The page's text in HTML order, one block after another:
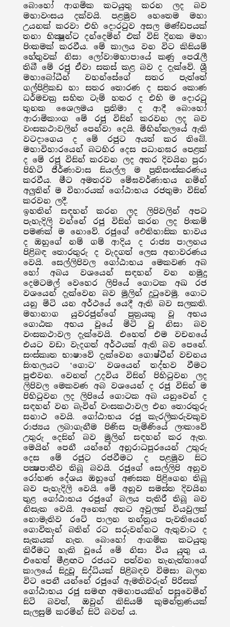
බොහෝ ආගමික කටයුතු කරන ලද බව
මහාවංසය දක්වයි. පළමුව හෙතෙම මහා
උයනක් කරවා එහි දොරටුව අසල මණ්ඩපයක්
තනා භික්‍ෂූන්ට දන්දෙමින් එක් විසි දිනක මහා
පිංකමක් කරවීය. මේ කාලය වන විට කිසියම්
හේතුවක් නිසා ලෝවාමහාපායේ කණු පෙරැලී
තිබී මේ රජු ඒවා සකස් කළ බව ද දැක්වේ. ශ්‍රී
මහාබෝධීන් වහන්සේගේ සතර පැත්තේ
ගල්පිළිකඩ හා සතර තොරණ ද සතර කොණ
ධර්මචක්‍ර සහිත ටැම් හතර ද එහි ම දොරටු
තුනක ශෛලමය ප්‍රතිමා ද ආදී බොහෝ
ආරාමිකාංග මේ රජු විසින් කරවන ලද බව
වංසකථාවලින් පෙන්වා දෙයි. මිහින්තලයේ ඇති
වටදාගෙය ද මේ රජුට අයත් කර තිබේ.
මහාවිහාරයෙන් බටහිර දෙස පධානඝර පෙළක්
ද මේ රජු විසින් කරවන ලද අතර දිවයින පුරා
පිහිටි ජීර්ණාවාස සියල්ල ම ප්‍රතිසංස්කරණය
කරවීය. මීට අමතරව මේඝවර්ණාභය නමින්
අලුතින් ම විහාරයක් ගෝඨාභය රජතුමා විසින්
කරවන ලදී.
ඉහතින් සඳහන් කරන ලද ලිපිවලින් අපට
පැහැදිලි වන්නේ රජු විසින් කරන ලද පිංකම්
පමණක් ම නොවේ. රජුගේ ඓතිහාසික භාවය
ද ඔහුගේ නම් ගම් ආදිය ද රාජ්‍ය පාලනය
පිළිබඳ තොරතුරු ද වැදගත් ලෙස අනාවරණය
වෙයි. සෙල්ලිපිවල ගෝඨාභය මෙකවණ අබ
හෝ අබය වශයෙන් සඳහන් වන නමුදු
දෙමටමල් වෙහෙර ලිපියේ ගොටක අඛ රජ
වශයෙන් දැක්වෙන බව මුලින් දුටුවෙමු. ගොට
යනු මිටි යන අර්ථයේ යෙදී ඇති බව සලකති.
මහානාග යුවරජුන්ගේ පුත්‍රයකු වූ අභය
ගොඨක අභය වූයේ මිටි වූ නිසා බව
වංසකථාවල දැක්වෙයි. එහෙත් එම වචනයේ
එයට වඩා වැදගත් අර්ථයක් ඇති බව පෙනේ.
සංස්කෘත භාෂාවේ දැක්වෙන ගොෂ්ටීන් වචනය
සිංහලයට ‛ගොට' වශයෙන් තද්භව වීමට
පුළුවන. වෙනත් උදවිය විසින් පිහිටුවන ලද
ලිපිවල මෙකවණ අබ වශයෙන් ද රජු විසින් ම
පිහිටුවන ලද ලිපියේ ගොටක අබ යනුවෙන් ද
සඳහන් වන බැවින් වංසකථාවල එන තොරතුරු
සනාථ වෙයි. ගෝඨාභය රජු කැරලිකරුවකුව
රාජ්‍යය ලබාගැනීම පිණිස පැමිණියේ ලංකාවේ
උතුරු දෙසින් බව මුලින් සඳහන් කර ඇත.
මෙයින් පෙනී යන්නේ අනුරාධපුරයෙන් උතුරු
දෙස මේ රජුට රජවීමට ද පළමුව සිට
පක්‍ෂපාතීව තිබූ බවයි. රජුගේ සෙල්ලිපි අනුව
රෝහණ දේශය ඔහුගේ අණසක පිළිගෙන තිබූ
බව පැහැදිලි වෙයි. මේ අනුව සමස්ත දිවයින
තුළ ගෝඨාභය රජුගේ බලය පැතිරී තිබූ බව
නිසැක වෙයි. අනෙක් අතට අවුලක් වියවුලක්
නොමැතිව රටේ පාලන තන්ත්‍රය පැවතියෙන්
ගොවිතැන් බතින් රට සරුවන්නට ඇතුවාට ද
සැකයක් නැත. බොහෝ ආගමික කටයුතු
කිරීමට හැකි වූයේ මේ නිසා විය යුතු ය.
එහෙත් මීළඟට රජයට පත්වන තැනැත්තාගේ
කාලයේ සිදුවූ සිද්ධියක් පිළිබඳව විමසා බලන
විට පෙනී යන්නේ රජුගේ ඇමතිවරුන් පිරිසක්
ගෝඨාභය රජු සමඟ අමනාපයකින් පසුවෙමින්
සිටි බවත්, ඔවුන් කිසියම් කුමන්ත්‍රණයක්
සැලසුම් කරමින් සිටි බවත් ය.